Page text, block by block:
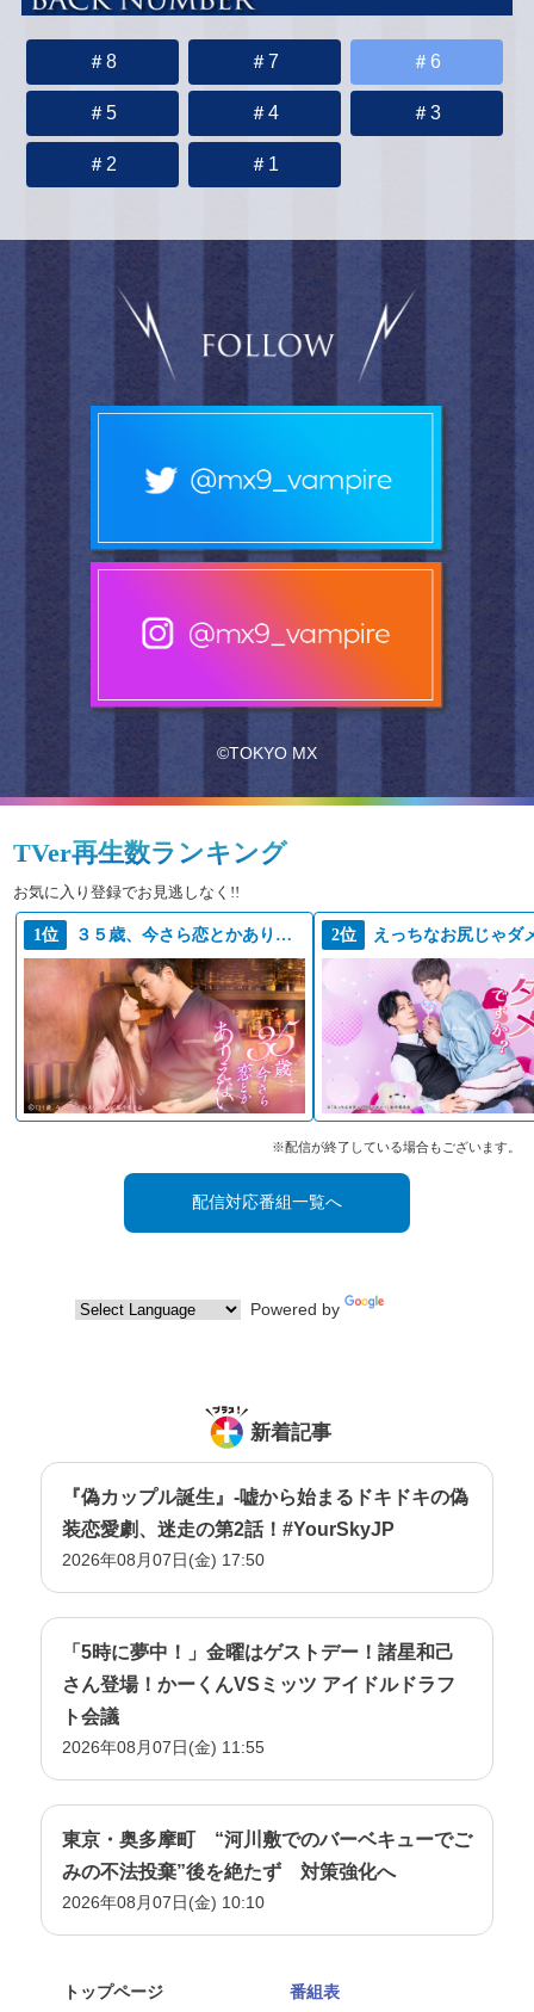
＃8 ＃7 ＃6
＃5 ＃4 ＃3
＃2 ＃1
©TOKYO MX
TVer再生数ランキング
お気に入り登録でお見逃しなく!!
1位 ３５歳、今さら恋とかありえない 2位
※配信が終了している場合もございます。
配信対応番組一覧へ
Powered by
新着記事
『偽カップル誕生』-嘘から始まるドキドキの偽
装恋愛劇、迷走の第2話！#YourSkyJP
2026年08月07日(金) 17:50
「5時に夢中！」金曜はゲストデー！諸星和己
さん登場！かーくんVSミッツ アイドルドラフ
ト会議
2026年08月07日(金) 11:55
東京・奥多摩町 “河川敷でのバーベキューでご
みの不法投棄”後を絶たず 対策強化へ
2026年08月07日(金) 10:10
トップページ 番組表